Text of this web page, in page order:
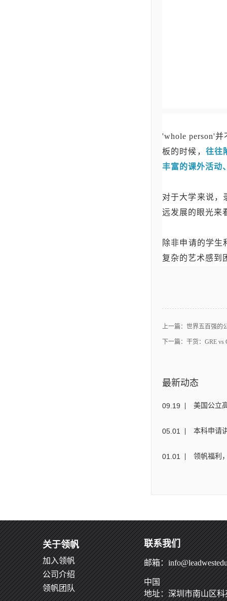
'whole person'
板的时候， 往往
丰富的课外活动
对于大学来说，
远发展的眼光来
除非申请的学生
复杂的艺术感到
上一篇： 世界五百强的
下一篇： 干货：GRE vs
最新动态
09 19 美国公立
05 01 本科申请
01 01 领帆福利
关于领帆
加入领帆
公司介绍
领帆团队
联系我们
邮箱：
中国
地址：深圳市南山区科